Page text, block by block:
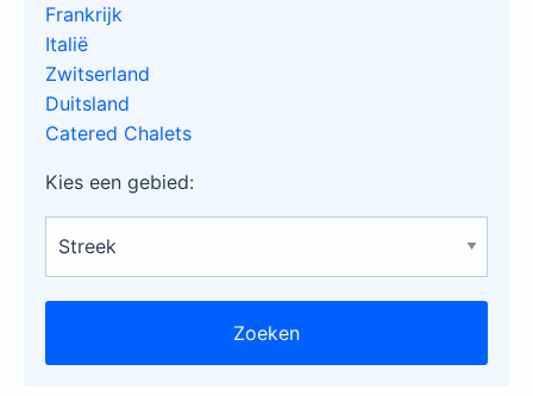
Frankrijk
Italië
Zwitserland
Duitsland
Catered Chalets
Kies een gebied: